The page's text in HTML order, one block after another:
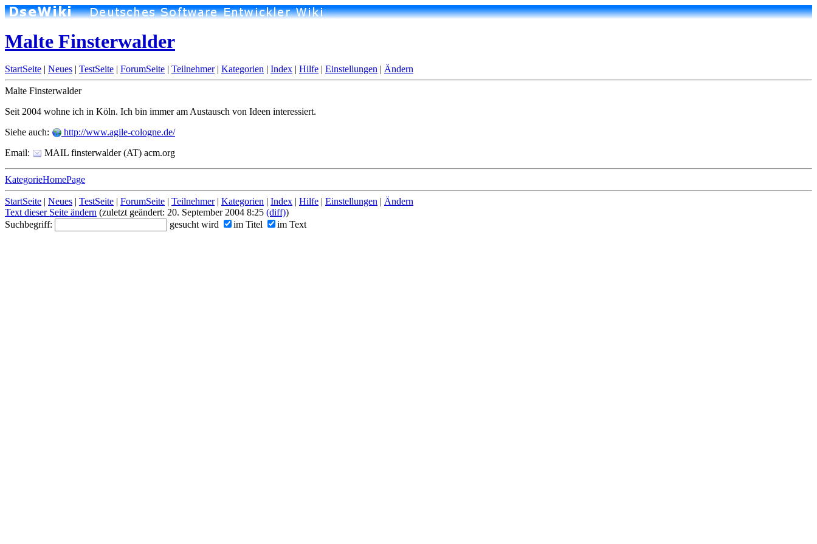
Malte Finsterwalder
StartSeite | Neues | TestSeite | ForumSeite | Teilnehmer| Kategorien | Index | Hilfe | Einstellungen | Ändern
Malte Finsterwalder
Seit 2004 wohne ich in Köln. Ich bin immer am Austausch von Ideen interessiert.
Siehe auch:
http://www.agile-cologne.de/
Email:
MAIL finsterwalder (AT) acm.org
KategorieHomePage
StartSeite | Neues | TestSeite | ForumSeite | Teilnehmer| Kategorien | Index | Hilfe | Einstellungen | Ändern
Text dieser Seite ändern (zuletzt geändert: 20. September 2004 8:25 (diff))
Suchbegriff:
gesucht wird im Titel im Text